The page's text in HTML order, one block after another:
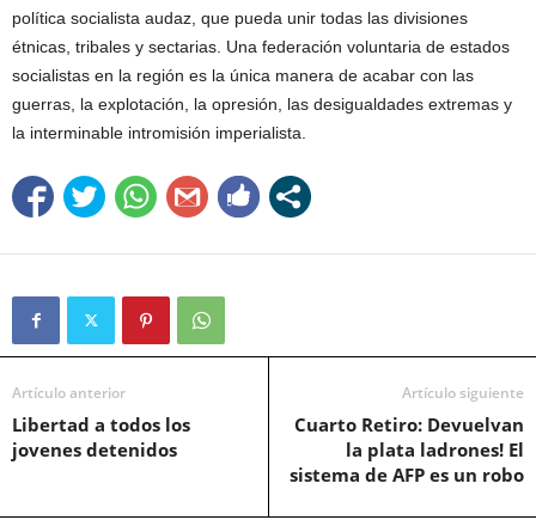
política socialista audaz, que pueda unir todas las divisiones
étnicas, tribales y sectarias. Una federación voluntaria de estados
socialistas en la región es la única manera de acabar con las
guerras, la explotación, la opresión, las desigualdades extremas y
la interminable intromisión imperialista.
Artículo anterior
Libertad a todos los
jovenes detenidos
Artículo siguiente
Cuarto Retiro: Devuelvan
la plata ladrones! El
sistema de AFP es un robo